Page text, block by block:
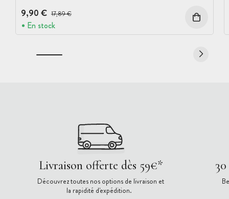
9,90 € Prix avant réduction :
17,89 €
En stock
Livraison offerte dès 59€*
Découvrez toutes nos options de livraison et
la rapidité d'expédition.